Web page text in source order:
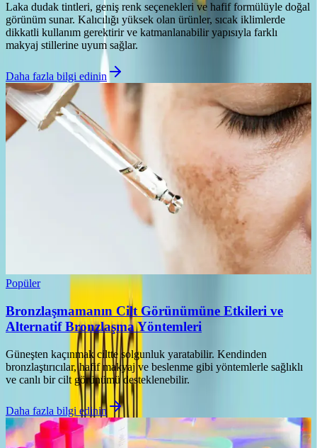
Laka dudak tintleri, geniş renk seçenekleri ve hafif formülüyle doğal
görünüm sunar. Kalıcılığı yüksek olan ürünler, sıcak iklimlerde
dikkatli kullanım gerektirir ve katmanlanabilir yapısıyla farklı
makyaj stillerine uyum sağlar.
Daha fazla bilgi edinin
Popüler
Bronzlaşmamanın Cilt Görünümüne Etkileri ve
Alternatif Bronzlaşma Yöntemleri
Güneşten kaçınmak ciltte solgunluk yaratabilir. Kendinden
bronzlaştırıcılar, hafif makyaj ve beslenme gibi yöntemlerle sağlıklı
ve canlı bir cilt görünümü desteklenebilir.
Daha fazla bilgi edinin